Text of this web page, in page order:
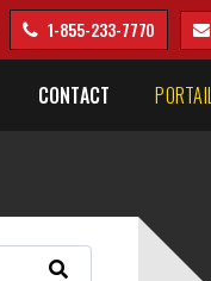
1-855-233-7770
CONTACT PORTAIL